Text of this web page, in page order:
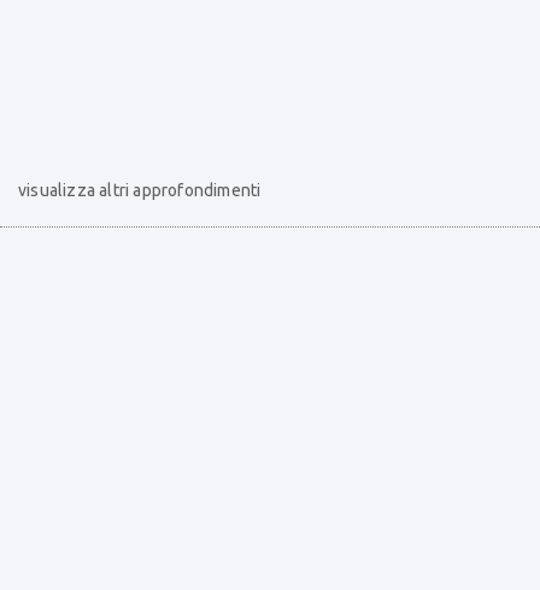
visualizza altri approfondimenti